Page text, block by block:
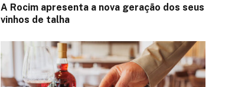
A Rocim apresenta a nova geração dos seus
vinhos de talha